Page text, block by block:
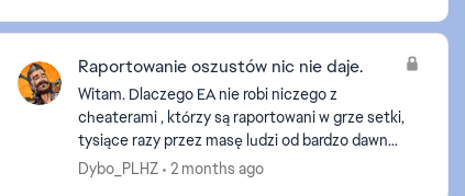
Raportowanie oszustów nic nie daje.
Witam. Dlaczego EA nie robi niczego z
cheaterami , którzy są raportowani w grze setki,
tysiące razy przez masę ludzi od bardzo dawna
- oni niszczą rozgrywki totalnie używając wall
Dybo_PLHZ 2 months ago